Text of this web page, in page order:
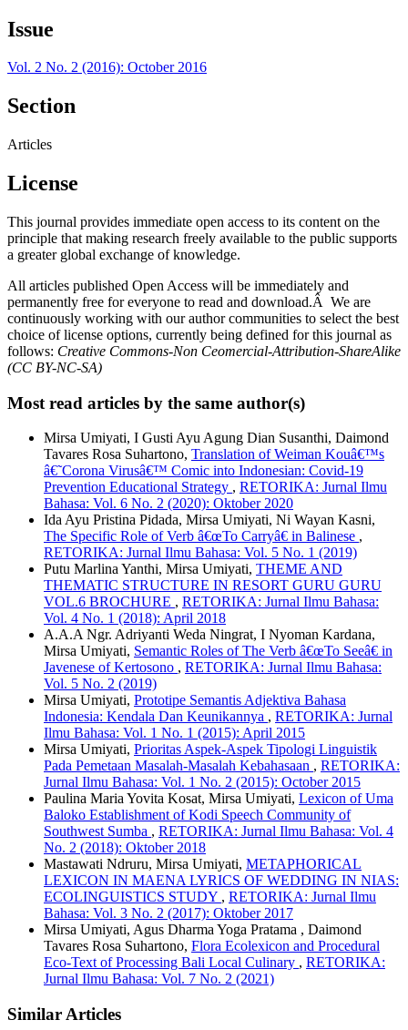
Issue
Vol. 2 No. 2 (2016): October 2016
Section
Articles
License
This journal provides immediate open access to its content on the
principle that making research freely available to the public supports
a greater global exchange of knowledge.
All articles published Open Access will be immediately and
permanently free for everyone to read and download.Â We are
continuously working with our author communities to select the best
choice of license options, currently being defined for this journal as
follows: Creative Commons-Non Ceomercial-Attribution-ShareAlike
(CC BY-NC-SA)
Most read articles by the same author(s)
Mirsa Umiyati, I Gusti Ayu Agung Dian Susanthi, Daimond
Tavares Rosa Suhartono, Translation of Weiman Kouâ€™s
â€˜Corona Virusâ€™ Comic into Indonesian: Covid-19
Prevention Educational Strategy , RETORIKA: Jurnal Ilmu
Bahasa: Vol. 6 No. 2 (2020): Oktober 2020
Ida Ayu Pristina Pidada, Mirsa Umiyati, Ni Wayan Kasni,
The Specific Role of Verb â€œTo Carryâ€ in Balinese ,
RETORIKA: Jurnal Ilmu Bahasa: Vol. 5 No. 1 (2019)
Putu Marlina Yanthi, Mirsa Umiyati, THEME AND
THEMATIC STRUCTURE IN RESORT GURU GURU
VOL.6 BROCHURE , RETORIKA: Jurnal Ilmu Bahasa:
Vol. 4 No. 1 (2018): April 2018
A.A.A Ngr. Adriyanti Weda Ningrat, I Nyoman Kardana,
Mirsa Umiyati, Semantic Roles of The Verb â€œTo Seeâ€ in
Javenese of Kertosono , RETORIKA: Jurnal Ilmu Bahasa:
Vol. 5 No. 2 (2019)
Mirsa Umiyati, Prototipe Semantis Adjektiva Bahasa
Indonesia: Kendala Dan Keunikannya , RETORIKA: Jurnal
Ilmu Bahasa: Vol. 1 No. 1 (2015): April 2015
Mirsa Umiyati, Prioritas Aspek-Aspek Tipologi Linguistik
Pada Pemetaan Masalah-Masalah Kebahasaan , RETORIKA:
Jurnal Ilmu Bahasa: Vol. 1 No. 2 (2015): October 2015
Paulina Maria Yovita Kosat, Mirsa Umiyati, Lexicon of Uma
Baloko Establishment of Kodi Speech Community of
Southwest Sumba , RETORIKA: Jurnal Ilmu Bahasa: Vol. 4
No. 2 (2018): Oktober 2018
Mastawati Ndruru, Mirsa Umiyati, METAPHORICAL
LEXICON IN MAENA LYRICS OF WEDDING IN NIAS:
ECOLINGUISTICS STUDY , RETORIKA: Jurnal Ilmu
Bahasa: Vol. 3 No. 2 (2017): Oktober 2017
Mirsa Umiyati, Agus Dharma Yoga Pratama , Daimond
Tavares Rosa Suhartono, Flora Ecolexicon and Procedural
Eco-Text of Processing Bali Local Culinary , RETORIKA:
Jurnal Ilmu Bahasa: Vol. 7 No. 2 (2021)
Similar Articles